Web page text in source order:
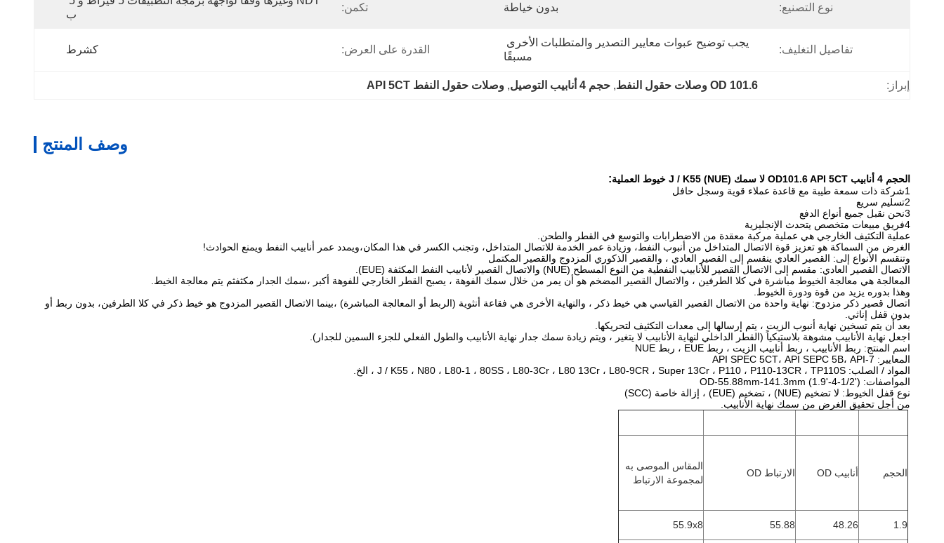
نوع التصنيع: بدون خياطة تكمن:
ب
تفاصيل التغليف:
مسبقًا
القدرة على العرض: كشرط
إبراز: OD 101.6 وصلات حقول النفط , حجم 4 أنابيب التوصيل , وصلات حقول النفط API 5CT
وصف المنتج
الحجم 4 أنابيب OD101.6 API 5CT لا سمك (NUE) J / K55 خيوط العملية :
1شركة ذات سمعة طيبة مع قاعدة عملاء قوية وسجل حافل
2تسليم سريع
3نحن نقبل جميع أنواع الدفع
4فريق مبيعات متخصص يتحدث الإنجليزية
عملية التكثيف الخارجي هي عملية مركبة معقدة من الاضطرابات والتوسع في القطر والطحن.
الغرض من السماكة هو تعزيز قوة الاتصال المتداخل من أنبوب النفط، وزيادة عمر الخدمة للاتصال المتداخل، وتجنب الكسر في هذا المكان،ويمدد عمر أنابيب النفط ويمنع الحوادث!
وتنقسم الأنواع إلى: القصير العادي ينقسم إلى القصير العادي ، والقصير الذكوري المزدوج والقصير المكتمل
الاتصال القصير العادي: مقسم إلى الاتصال القصير للأنابيب النفطية من النوع المسطح (NUE) والاتصال القصير لأنابيب النفط المكثفة (EUE).
المعالجة هي معالجة الخيوط مباشرة في كلا الطرفين ، والاتصال القصير المضخم هو أن يمر من خلال سمك الفوهة ، يصبح القطر الخارجي للفوهة أكبر ،سمك الجدار مكثفثم يتم معالجة الخيط.
وهذا بدوره يزيد من قوة ودورة الخيوط.
اتصال قصير ذكر مزدوج: نهاية واحدة من الاتصال القصير القياسي هي خيط ذكر ، والنهاية الأخرى هي فقاعة أنثوية (الربط أو المعالجة المباشرة) ،بينما الاتصال القصير المزدوج هو خيط ذكر في كلا الطرفين، بدون ربط أو
بدون قفل إناثي.
بعد أن يتم تسخين نهاية أنبوب الزيت ، يتم إرسالها إلى معدات التكثيف لتحريكها.
اجعل نهاية الأنابيب مشوهة بلاستيكياً (القطر الداخلي لنهاية الأنابيب لا يتغير ، ويتم زيادة سمك جدار نهاية الأنابيب والطول الفعلي للجزء السمين للجدار).
اسم المنتج: ربط الأنابيب ، ربط أنابيب الزيت ، ربط EUE ، ربط NUE
المعايير: API SPEC 5CT، API SEPC 5B، API-7
المواد / الصلب: J / K55 ، N80 ، L80-1 ، 80SS ، L80-3Cr ، L80 13Cr ، L80-9CR ، Super 13Cr ، P110 ، P110-13CR ، TP110S ، الخ.
المواصفات: OD-55.88mm-141.3mm (1.9'-4-1/2')
نوع قفل الخيوط: لا تضخيم (NUE) ، تضخيم (EUE) ، إزالة خاصة (SCC)
من أجل تحقيق الغرض من سمك نهاية الأنابيب.
الحجم أنابيب OD الارتباط OD
المقاس الموصى به
لمجموعة الارتباط
1.9
48.26
55.88
55.9x8